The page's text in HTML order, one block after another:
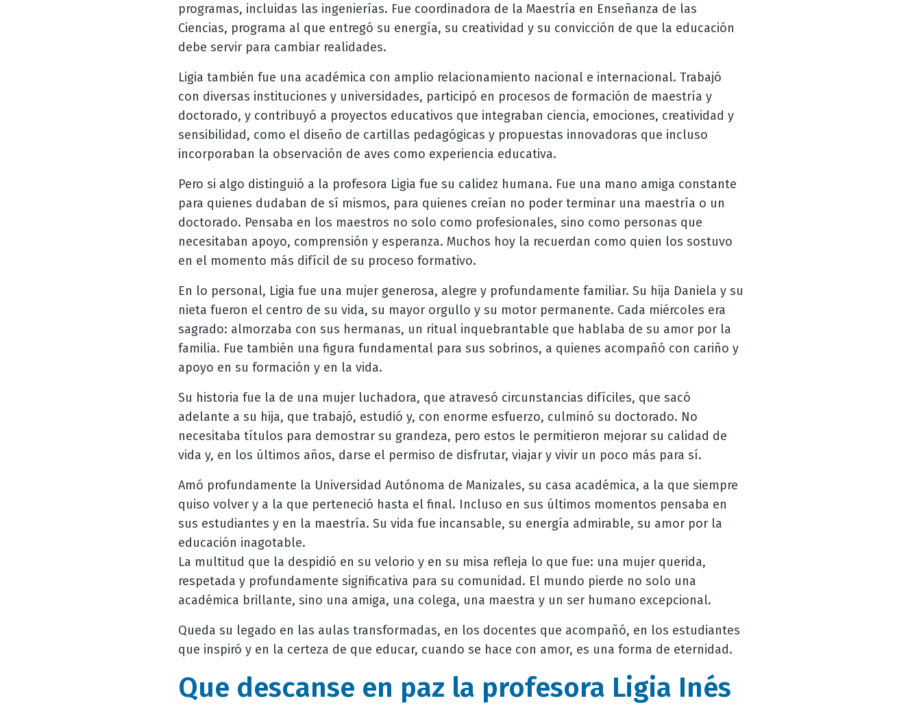
programas, incluidas las ingenierías. Fue coordinadora de la Maestría en Enseñanza de las
Ciencias, programa al que entregó su energía, su creatividad y su convicción de que la educación
debe servir para cambiar realidades.
Ligia también fue una académica con amplio relacionamiento nacional e internacional. Trabajó
con diversas instituciones y universidades, participó en procesos de formación de maestría y
doctorado, y contribuyó a proyectos educativos que integraban ciencia, emociones, creatividad y
sensibilidad, como el diseño de cartillas pedagógicas y propuestas innovadoras que incluso
incorporaban la observación de aves como experiencia educativa.
Pero si algo distinguió a la profesora Ligia fue su calidez humana. Fue una mano amiga constante
para quienes dudaban de sí mismos, para quienes creían no poder terminar una maestría o un
doctorado. Pensaba en los maestros no solo como profesionales, sino como personas que
necesitaban apoyo, comprensión y esperanza. Muchos hoy la recuerdan como quien los sostuvo
en el momento más difícil de su proceso formativo.
En lo personal, Ligia fue una mujer generosa, alegre y profundamente familiar. Su hija Daniela y su
nieta fueron el centro de su vida, su mayor orgullo y su motor permanente. Cada miércoles era
sagrado: almorzaba con sus hermanas, un ritual inquebrantable que hablaba de su amor por la
familia. Fue también una figura fundamental para sus sobrinos, a quienes acompañó con cariño y
apoyo en su formación y en la vida.
Su historia fue la de una mujer luchadora, que atravesó circunstancias difíciles, que sacó
adelante a su hija, que trabajó, estudió y, con enorme esfuerzo, culminó su doctorado. No
necesitaba títulos para demostrar su grandeza, pero estos le permitieron mejorar su calidad de
vida y, en los últimos años, darse el permiso de disfrutar, viajar y vivir un poco más para sí.
Amó profundamente la Universidad Autónoma de Manizales, su casa académica, a la que siempre
quiso volver y a la que perteneció hasta el final. Incluso en sus últimos momentos pensaba en
sus estudiantes y en la maestría. Su vida fue incansable, su energía admirable, su amor por la
educación inagotable.
La multitud que la despidió en su velorio y en su misa refleja lo que fue: una mujer querida,
respetada y profundamente significativa para su comunidad. El mundo pierde no solo una
académica brillante, sino una amiga, una colega, una maestra y un ser humano excepcional.
Queda su legado en las aulas transformadas, en los docentes que acompañó, en los estudiantes
que inspiró y en la certeza de que educar, cuando se hace con amor, es una forma de eternidad.
Que descanse en paz la profesora Ligia Inés